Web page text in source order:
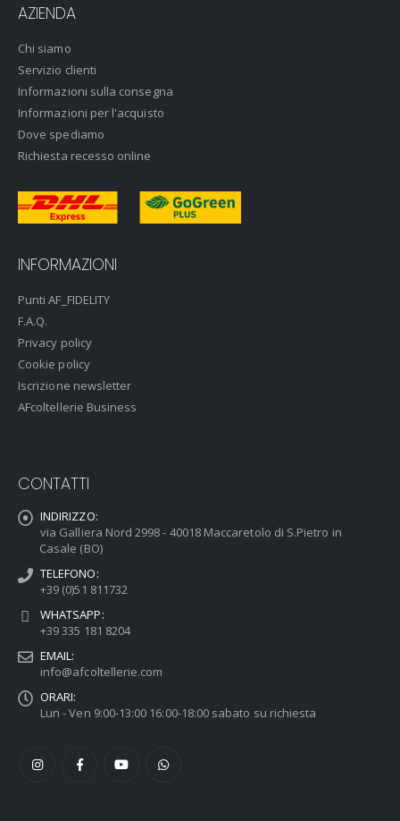
AZIENDA
Chi siamo
Servizio clienti
Informazioni sulla consegna
Informazioni per l'acquisto
Dove spediamo
Richiesta recesso online
INFORMAZIONI
Punti AF_FIDELITY
F.A.Q.
Privacy policy
Cookie policy
Iscrizione newsletter
AFcoltellerie Business
CONTATTI
INDIRIZZO:
via Galliera Nord 2998 - 40018 Maccaretolo di S.Pietro in
Casale (BO)
TELEFONO:
+39 (0)51 811732
WHATSAPP:
+39 335 181 8204
EMAIL:
info@afcoltellerie.com
ORARI:
Lun - Ven 9:00-13:00 16:00-18:00 sabato su richiesta